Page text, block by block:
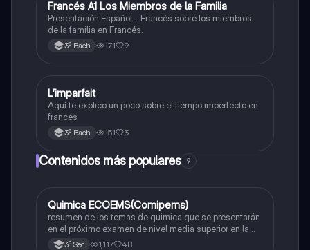
Francés
Francés A1 Los Miembros de la Familia
Presentación Español - Francés sobre los miembros
de la familia en Francés.
3º Bach 171 9
Francés
L’imparfait
Aquí te explico un poco sobre el tiempo imperfecto en
francés
3º Bach 151 3
Contenidos más populares 9
Química
Quimica ECOEMS(Comipems)
resumen de los temas de quimica que se presentarán
en el próximo examen de nivel media superior en la
zona metropolitana de el valle de México
3º Sec 1,117 48